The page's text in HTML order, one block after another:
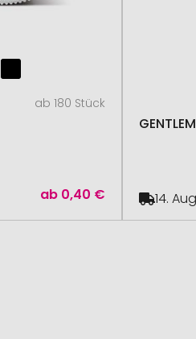
ab 180 Stück
ab 0,40 € 14.